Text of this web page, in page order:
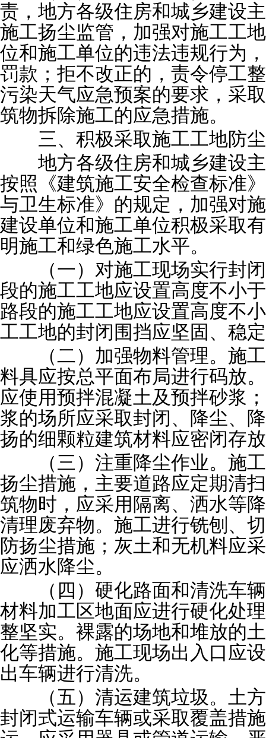
责，地方各级住房和城乡建设
施工扬尘监管，加强对施工工
位和施工单位的违法违规行为
罚款；拒不改正的，责令停工
污染天气应急预案的要求，采
筑物拆除施工的应急措施。
三、积极采取施工工地防尘
地方各级住房和城乡建设主
按照《建筑施工安全检查标准
与卫生标准》的规定，加强对
建设单位和施工单位积极采取
明施工和绿色施工水平。
（一）对施工现场实行封闭
段的施工工地应设置高度不小于
路段的施工工地应设置高度不
工工地的封闭围挡应坚固、稳
（二）加强物料管理。施工
料具应按总平面布局进行码放
应使用预拌混凝土及预拌砂浆
浆的场所应采取封闭、降尘、
扬的细颗粒建筑材料应密闭存
（三）注重降尘作业。施工
扬尘措施，主要道路应定期清
筑物时，应采用隔离、洒水等
清理废弃物。施工进行铣刨、
防扬尘措施；灰土和无机料应
应洒水降尘。
（四）硬化路面和清洗车辆
材料加工区地面应进行硬化处
整坚实。裸露的场地和堆放的
化等措施。施工现场出入口应
出车辆进行清洗。
（五）清运建筑垃圾。土方
封闭式运输车辆或采取覆盖措